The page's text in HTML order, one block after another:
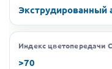
Экструдированный
Индекс цветопередачи
>70